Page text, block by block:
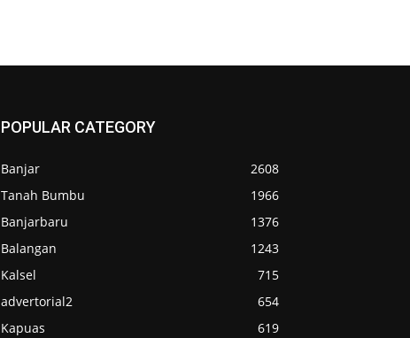
POPULAR CATEGORY
Banjar
2608
Tanah Bumbu
1966
Banjarbaru
1376
Balangan
1243
Kalsel
715
advertorial2
654
Kapuas
619